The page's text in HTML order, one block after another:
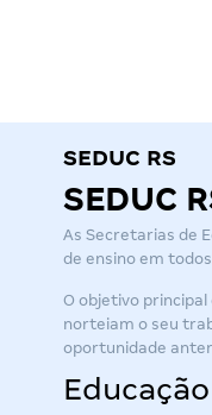
SEDUC RS
SEDUC
As Secretarias de
de ensino em
O objetivo principal
norteiam o seu
oportunidade